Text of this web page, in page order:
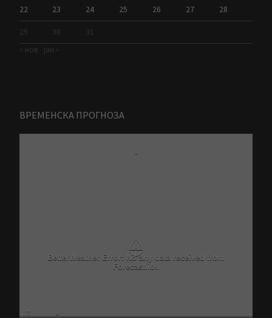
22 23 24 25 26 27 28
29 30
31
« нов
јан »
ВРЕМЕНСКА ПРОГНОЗА
-
⚠
BetterWeather Error: No any data received from
Forecast.io!.